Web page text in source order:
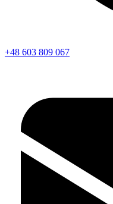
+48 603 809 067